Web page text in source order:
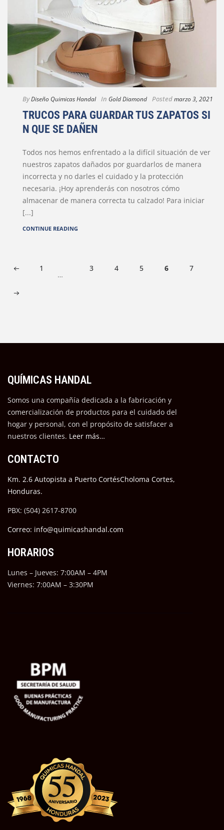
ByDiseño Quimicas Handal In Gold Diamond Postedmarzo 3, 2021
TRUCOS PARA GUARDAR TUS ZAPATOS SI
N QUE SE DAÑEN
Todos nos hemos enfrentado a la difícil situación de ver
nuestros zapatos dañados por guardarlos de manera
incorrecta y no darles el cuidado y la protección
necesaria. ¡Hoy aprenderás con nosotros cómo
almacenar de manera correcta tu calzado! Para iniciar
[...]
CONTINUE READING
1
…
3 4 5 6 7
QUÍMICAS HANDAL
Somos una compañía dedicada a la fabricación y
comercialización de productos para el cuidado del
hogar y personal, con el propósito de satisfacer a
nuestros clientes. Leer más…
CONTACTO
Km. 2.6 Autopista a Puerto CortésCholoma Cortes,
Honduras.
PBX: (504) 2617-8700
Correo: info@quimicashandal.com
HORARIOS
Lunes – Jueves: 7:00AM – 4PM
Viernes: 7:00AM – 3:30PM